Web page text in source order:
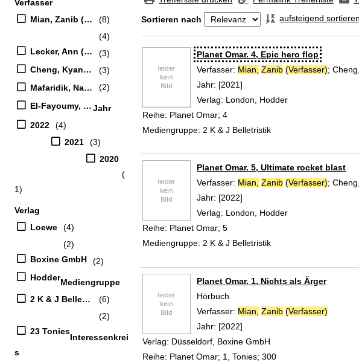
Suchfilter
Verfasser
Mian, Zanib (Verfasser)
(8)
Lecker, Ann (Übersetzer)
(4)
Cheng, Kyan (Künstler)
(3)
Mafaridik, Nasaya (Künstler)
(3)
El-Fayoumy, Oliver (Erzähler)
(2)
Jahr
2022
(4)
2021
(3)
2020
(
1)
Verlag
Loewe
(4)
Boxine GmbH
(2)
Hodder
(2)
Mediengruppe
2 K & J Belletristik
(6)
23 Tonies
(2)
Interessenkrei
s
Sortieren nach aufsteigend sortieren
Suchergebnis
Zu den Suchfiltern springen
Planet Omar. 4, Epic hero flop
Verfasser: Mian, Zanib (Verfasser);
Jahr: [2021]
Verlag: London, Hodder
Reihe: Planet Omar; 4
Mediengruppe: 2 K & J Belletristik
Planet Omar. 5, Ultimate rocket blast
Verfasser: Mian, Zanib (Verfasser);
Jahr: [2022]
Verlag: London, Hodder
Reihe: Planet Omar; 5
Mediengruppe: 2 K & J Belletristik
Planet Omar. 1, Nichts als Ärger
Hörbuch
Verfasser: Mian, Zanib (Verfasser)
Jahr: [2022]
Verlag: Düsseldorf, Boxine GmbH
Reihe: Planet Omar; 1, Tonies; 300